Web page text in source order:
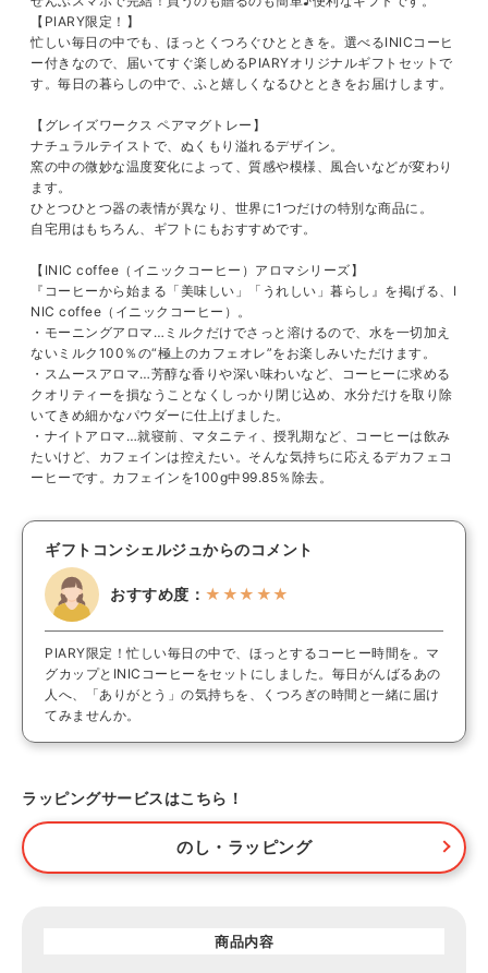
【PIARY限定！】
忙しい毎日の中でも、ほっとくつろぐひとときを。選べるINICコーヒ
ー付きなので、届いてすぐ楽しめるPIARYオリジナルギフトセットで
す。毎日の暮らしの中で、ふと嬉しくなるひとときをお届けします。
【グレイズワークス ペアマグトレー】
ナチュラルテイストで、ぬくもり溢れるデザイン。
窯の中の微妙な温度変化によって、質感や模様、風合いなどが変わり
ます。
ひとつひとつ器の表情が異なり、世界に1つだけの特別な商品に。
自宅用はもちろん、ギフトにもおすすめです。
【INIC coffee（イニックコーヒー）アロマシリーズ】
『コーヒーから始まる「美味しい」「うれしい」暮らし』を掲げる、I
NIC coffee（イニックコーヒー）。
・モーニングアロマ…ミルクだけでさっと溶けるので、水を一切加え
ないミルク100％の“極上のカフェオレ”をお楽しみいただけます。
・スムースアロマ…芳醇な香りや深い味わいなど、コーヒーに求める
クオリティーを損なうことなくしっかり閉じ込め、水分だけを取り除
いてきめ細かなパウダーに仕上げました。
・ナイトアロマ…就寝前、マタニティ、授乳期など、コーヒーは飲み
たいけど、カフェインは控えたい。そんな気持ちに応えるデカフェコ
ーヒーです。カフェインを100g中99.85％除去。
ギフトコンシェルジュからのコメント
おすすめ度： ★★★★★
PIARY限定！忙しい毎日の中で、ほっとするコーヒー時間を。マ
グカップとINICコーヒーをセットにしました。毎日がんばるあの
人へ、「ありがとう」の気持ちを、くつろぎの時間と一緒に届け
てみませんか。
ラッピングサービスはこちら！
のし・ラッピング
商品内容